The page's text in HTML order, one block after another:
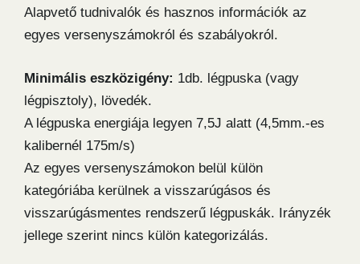
Alapvető tudnivalók és hasznos információk az
egyes versenyszámokról és szabályokról.
Minimális eszközigény: 1db. légpuska (vagy
légpisztoly), lövedék.
A légpuska energiája legyen 7,5J alatt (4,5mm.-es
kalibernél 175m/s)
Az egyes versenyszámokon belül külön
kategóriába kerülnek a visszarúgásos és
visszarúgásmentes rendszerű légpuskák. Irányzék
jellege szerint nincs külön kategorizálás.